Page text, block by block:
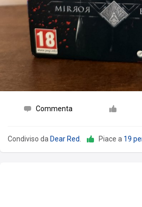
Commenta
Condiviso da Dear Red Piace a 19